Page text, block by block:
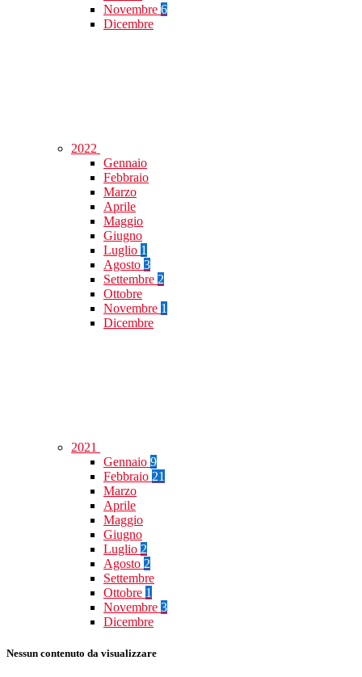
Novembre 6
Dicembre
2022
Gennaio
Febbraio
Marzo
Aprile
Maggio
Giugno
Luglio 1
Agosto 3
Settembre 2
Ottobre
Novembre 1
Dicembre
2021
Gennaio 9
Febbraio 21
Marzo
Aprile
Maggio
Giugno
Luglio 2
Agosto 2
Settembre
Ottobre 1
Novembre 3
Dicembre
Nessun contenuto da visualizzare